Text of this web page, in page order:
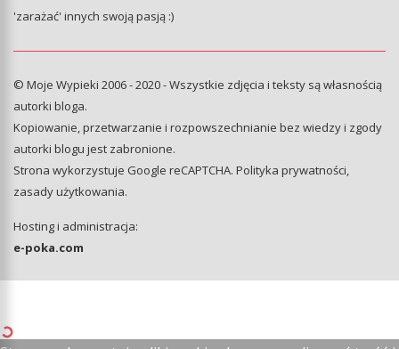
'zarażać' innych swoją pasją :)
© Moje Wypieki 2006 - 2020 - Wszystkie zdjęcia i teksty są własnością
autorki bloga.
Kopiowanie, przetwarzanie i rozpowszechnianie bez wiedzy i zgody
autorki blogu jest zabronione.
Strona wykorzystuje Google reCAPTCHA. Polityka prywatności,
zasady użytkowania.
Hosting i administracja:
e-poka.com